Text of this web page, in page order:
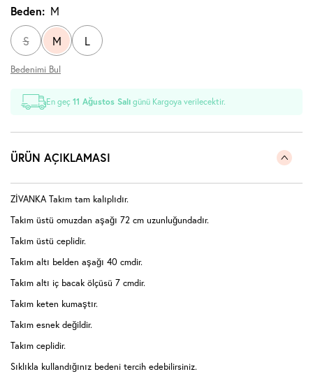
Beden: M
S M L
Bedenimi Bul
En geç11 Ağustos Salı günü Kargoya verilecektir.
ÜRÜN AÇIKLAMASI
ZİVANKA Takım tam kalıplıdır.
Takım üstü omuzdan aşağı 72 cm uzunluğundadır.
Takım üstü ceplidir.
Takım altı belden aşağı 40 cmdir.
Takım altı iç bacak ölçüsü 7 cmdir.
Takım keten kumaştır.
Takım esnek değildir.
Takım ceplidir.
Sıklıkla kullandığınız bedeni tercih edebilirsiniz.